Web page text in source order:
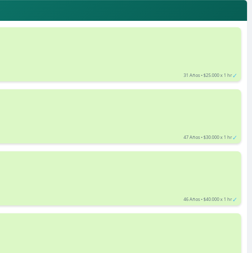
31 Años • $25.000 x 1 hr✓
47 Años • $30.000 x 1 hr✓
46 Años • $40.000 x 1 hr✓